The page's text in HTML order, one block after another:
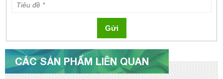
Gửi
CÁC SẢN PHẨM LIÊN QUAN